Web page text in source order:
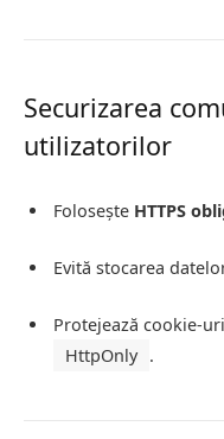
Securizarea
utilizatorilor
Folosește HTTPS
Evită stocarea
Protejează cookie-
HttpOnly .